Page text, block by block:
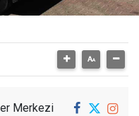
Merkezi